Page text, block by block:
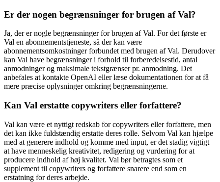
Er der nogen begrænsninger for brugen af Val?
Ja, der er nogle begrænsninger for brugen af Val. For det første er
Val en abonnementstjeneste, så der kan være
abonnementsomkostninger forbundet med brugen af Val. Derudover
kan Val have begrænsninger i forhold til forberedelsestid, antal
anmodninger og maksimale tekstgrænser pr. anmodning. Det
anbefales at kontakte OpenAI eller læse dokumentationen for at få
mere præcise oplysninger omkring begrænsningerne.
Kan Val erstatte copywriters eller forfattere?
Val kan være et nyttigt redskab for copywriters eller forfattere, men
det kan ikke fuldstændig erstatte deres rolle. Selvom Val kan hjælpe
med at generere indhold og komme med input, er det stadig vigtigt
at have menneskelig kreativitet, redigering og vurdering for at
producere indhold af høj kvalitet. Val bør betragtes som et
supplement til copywriters og forfattere snarere end som en
erstatning for deres arbejde.